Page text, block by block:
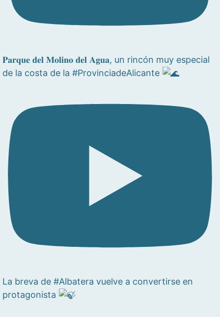
𝐏𝐚𝐫𝐪𝐮𝐞 𝐝𝐞𝐥 𝐌𝐨𝐥𝐢𝐧𝐨 𝐝𝐞𝐥 𝐀𝐠𝐮𝐚, un rincón muy especial
de la costa de la #ProvinciadeAlicante
La breva de #Albatera vuelve a convertirse en
protagonista